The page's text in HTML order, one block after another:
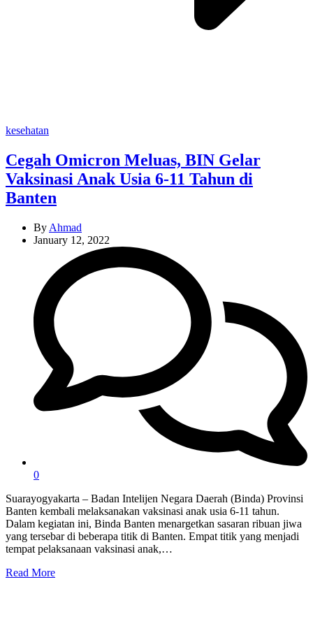
Categories
kesehatan
Cegah Omicron Meluas, BIN Gelar
Vaksinasi Anak Usia 6-11 Tahun di
Banten
By Ahmad
January 12, 2022
0
Suarayogyakarta – Badan Intelijen Negara Daerah (Binda) Provinsi
Banten kembali melaksanakan vaksinasi anak usia 6-11 tahun.
Dalam kegiatan ini, Binda Banten menargetkan sasaran ribuan jiwa
yang tersebar di beberapa titik di Banten. Empat titik yang menjadi
tempat pelaksanaan vaksinasi anak,…
Read More